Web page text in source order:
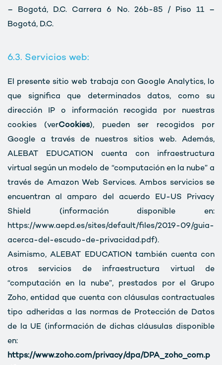
– Bogotá, D.C. Carrera 6 No. 26b-85 / Piso 11 –
Bogotá, D.C.
6.3. Servicios web:
El presente sitio web trabaja con Google Analytics, lo
que significa que determinados datos, como su
dirección IP o información recogida por nuestras
cookies (verCookies), pueden ser recogidos por
Google a través de nuestros sitios web. Además,
ALEBAT EDUCATION cuenta con infraestructura
virtual según un modelo de “computación en la nube” a
través de Amazon Web Services. Ambos servicios se
encuentran al amparo del acuerdo EU-US Privacy
Shield (información disponible en:
https://www.aepd.es/sites/default/files/2019-09/guia-
acerca-del-escudo-de-privacidad.pdf).
Asimismo, ALEBAT EDUCATION también cuenta con
otros servicios de infraestructura virtual de
“computación en la nube”, prestados por el Grupo
Zoho, entidad que cuenta con cláusulas contractuales
tipo adheridas a las normas de Protección de Datos
de la UE (información de dichas cláusulas disponible
en:
https://www.zoho.com/privacy/dpa/DPA_zoho_com.p